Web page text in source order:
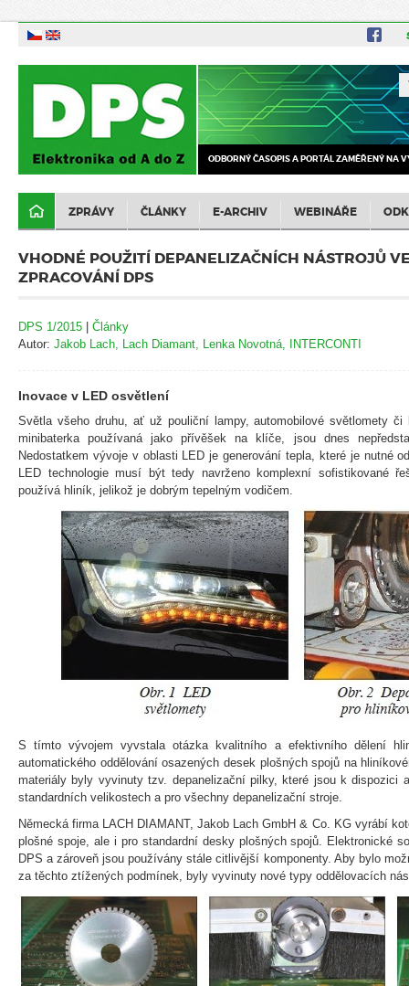
ODBORNÝ ČASOPIS A PORTÁL ZAMĚŘENÝ NA
ZPRÁVY ČLÁNKY E-ARCHIV WEBINÁŘE
VHODNÉ POUŽITÍ DEPANELIZAČNÍCH NÁSTROJŮ
ZPRACOVÁNÍ DPS
DPS 1/2015 | Články
Autor: Jakob Lach, Lach Diamant, Lenka Novotná, INTERCONTI
Inovace v LED osvětlení
Světla všeho druhu, ať už pouliční lampy, automobilové světlomety či
minibaterka používaná jako přívěšek na klíče, jsou dnes
Nedostatkem vývoje v oblasti LED je generování tepla, které je nutné
LED technologie musí být tedy navrženo komplexní sofistikované
používá hliník, jelikož je dobrým tepelným vodičem.
S tímto vývojem vyvstala otázka kvalitního a efektivního dělení
automatického oddělování osazených desek plošných spojů na
materiály byly vyvinuty tzv. depanelizační pilky, které jsou k dispozici
standardních velikostech a pro všechny depanelizační stroje.
Německá firma LACH DIAMANT, Jakob Lach GmbH & Co. KG vyrábí
plošné spoje, ale i pro standardní desky plošných spojů. Elektronické
DPS a zároveň jsou používány stále citlivější komponenty. Aby bylo
za těchto ztížených podmínek, byly vyvinuty nové typy oddělovacích